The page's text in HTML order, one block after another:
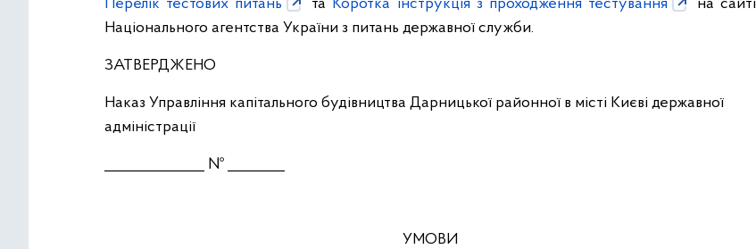
Перелік тестових питань та Коротка інструкція з проходження тестування
на сайті
Національного агентства України з питань державної служби.
ЗАТВЕРДЖЕНО
Наказ Управління капітального будівництва Дарницької районної в місті Києві державної
адміністрації
______________ № ________
УМОВИ